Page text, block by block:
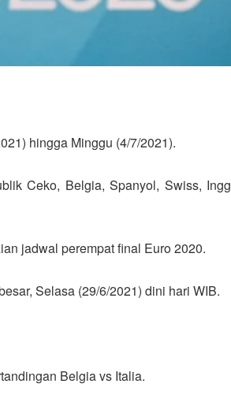
hingga Minggu (4/7/2021).
Ceko, Belgia, Spanyol, Swiss,
jadwal perempat final Euro 2020.
Selasa (29/6/2021) dini hari WIB.
Belgia vs Italia.